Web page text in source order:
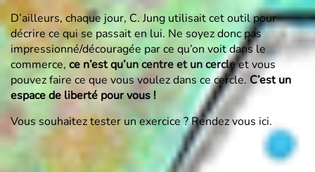
D’ailleurs, chaque jour, C. Jung utilisait cet outil pour
décrire ce qui se passait en lui. Ne soyez donc pas
impressionné/découragée par ce qu’on voit dans le
commerce, ce n’est qu’un centre et un cercleet vous
pouvez faire ce que vous voulez dans ce cercle. C’est un
espace de liberté pour vous !
Vous souhaitez tester un exercice ? Rendez vous ici.